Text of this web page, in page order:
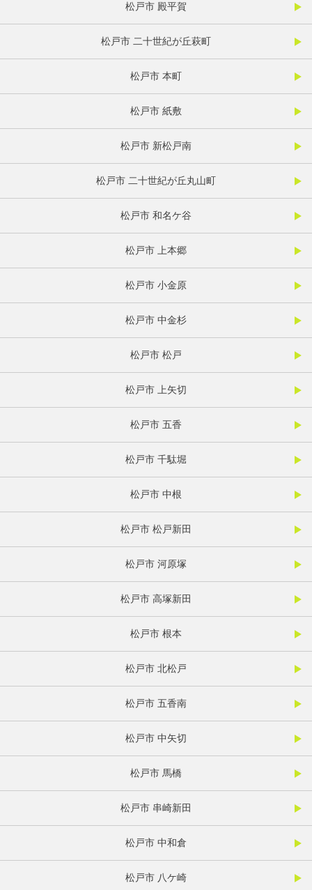
松戸市 殿平賀
松戸市 二十世紀が丘萩町
松戸市 本町
松戸市 紙敷
松戸市 新松戸南
松戸市 二十世紀が丘丸山町
松戸市 和名ケ谷
松戸市 上本郷
松戸市 小金原
松戸市 中金杉
松戸市 松戸
松戸市 上矢切
松戸市 五香
松戸市 千駄堀
松戸市 中根
松戸市 松戸新田
松戸市 河原塚
松戸市 高塚新田
松戸市 根本
松戸市 北松戸
松戸市 五香南
松戸市 中矢切
松戸市 馬橋
松戸市 串崎新田
松戸市 中和倉
松戸市 八ケ崎